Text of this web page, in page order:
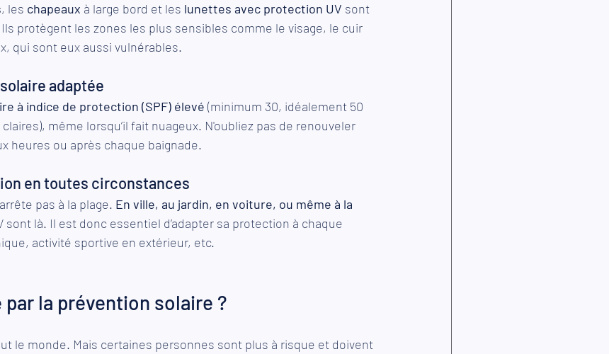
, les chapeaux à large bord et les lunettes avec protection UV sont
protègent les zones les plus sensibles comme le visage, le cuir
qui sont eux aussi vulnérables.
adaptée
à indice de protection (SPF) élevé (minimum 30, idéalement 50
même lorsqu’il fait nuageux. N'oubliez pas de renouveler
heures ou après chaque baignade.
en toutes circonstances
pas à la plage. En ville, au jardin, en voiture, ou même à la
sont là. Il est donc essentiel d’adapter sa protection à chaque
activité sportive en extérieur, etc.
la prévention solaire ?
le monde. Mais certaines personnes sont plus à risque et doivent